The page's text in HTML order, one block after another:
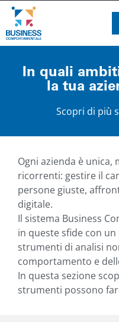
In quali
la tua
Scopri di più
Ogni azienda è unica,
ricorrenti: gestire il
persone giuste,
digitale.
Il sistema Business
in queste sfide con
strumenti di analisi
comportamento e
In questa sezione
strumenti possono